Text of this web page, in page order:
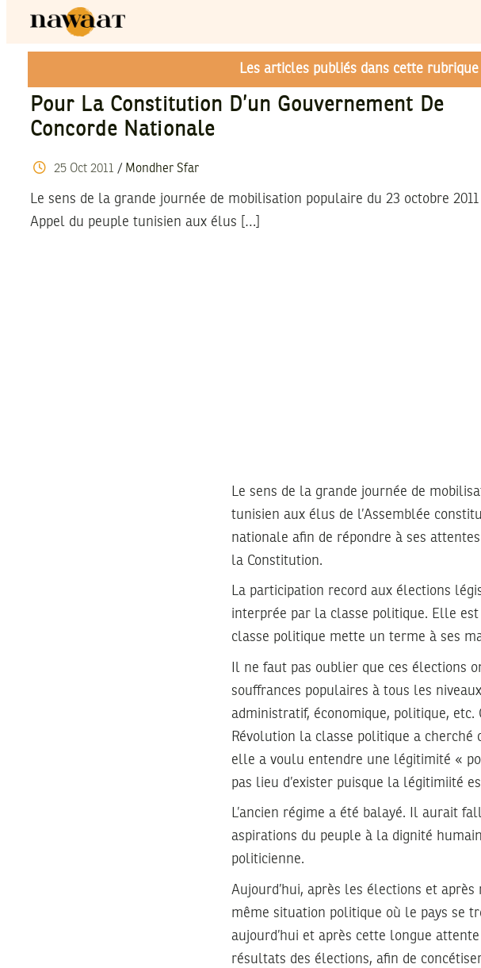
Les articles publiés dans cette
Pour La Constitution D’un Gouvernement De
Concorde Nationale
25 Oct 2011 / Mondher Sfar
Le sens de la grande journée de mobilisation populaire du 23 octobre 2011
Appel du peuple tunisien aux élus […]
Le sens de la grande journée de
tunisien aux élus de l’Assemblée
nationale afin de répondre à ses
la Constitution.
La participation record aux élections
interprée par la classe politique. Elle
classe politique mette un terme à ses
Il ne faut pas oublier que ces élections
souffrances populaires à tous les
administratif, économique, politique,
Révolution la classe politique a
elle a voulu entendre une légitimité «
pas lieu d’exister puisque la légitimiité
L’ancien régime a été balayé. Il aurait
aspirations du peuple à la dignité
politicienne.
Aujourd’hui, après les élections et
même situation politique où le pays se
aujourd’hui et après cette longue
résultats des élections, afin de